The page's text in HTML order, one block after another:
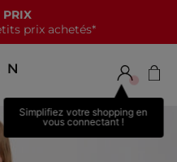
PRIX
prix achetés*
Simplifiez votre shopping en
vous connectant !